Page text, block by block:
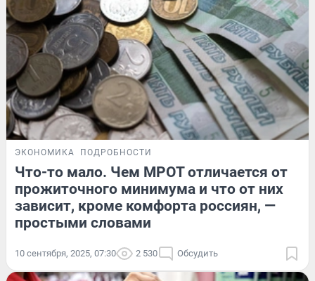
ЭКОНОМИКА ПОДРОБНОСТИ
Что-то мало. Чем МРОТ отличается от
прожиточного минимума и что от них
зависит, кроме комфорта россиян, —
простыми словами
10 сентября, 2025, 07:30 2 530 Обсудить